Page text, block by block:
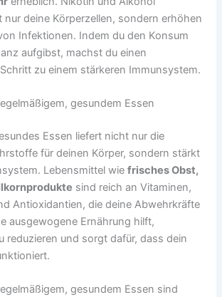
deine Körperzellen, sondern erhöhen
Infektionen. Indem du den Konsum
aufgibst, machst du einen
zu einem stärkeren Immunsystem.
gesundem Essen
Essen liefert nicht nur die
für deinen Körper, sondern stärkt
Lebensmittel wiefrisches Obst,
sind reich an Vitaminen,
Antioxidantien, die deine Abwehrkräfte
ausgewogene Ernährung hilft,
reduzieren und sorgt dafür, dass dein
gesundem Essen sind